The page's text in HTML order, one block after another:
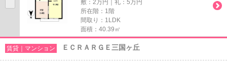
敷：2万円｜礼：5万円
所在階：1階
間取り：1LDK
面積：40.39㎡
賃貸｜マンション ＥＣＲＡＲＧＥ三国ヶ丘